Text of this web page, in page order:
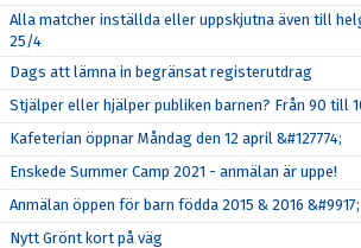
Alla matcher inställda eller uppskjutna även till
25/4
Dags att lämna in begränsat registerutdrag
Stjälper eller hjälper publiken barnen? Från 90 till
Kafeterian öppnar Måndag den 12 april &#127774;
Enskede Summer Camp 2021 - anmälan är uppe!
Anmälan öppen för barn födda 2015 & 2016 &#9917;
Nytt Grönt kort på väg